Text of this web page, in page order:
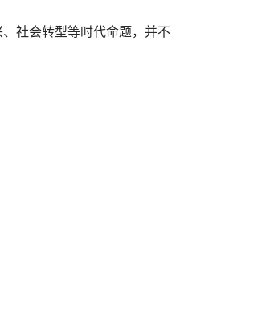
社会转型等时代命题，并不